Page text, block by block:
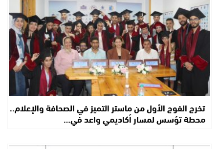
تخرج الفوج الأول من ماستر التميز في الصحافة والإعلام..
محطة تؤسس لمسار أكاديمي واعد في…